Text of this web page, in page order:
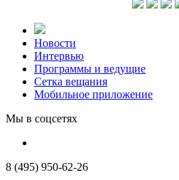
Новости
Интервью
Программы и ведущие
Сетка вещания
Мобильное приложение
Мы в соцсетях
8 (495) 950-62-26